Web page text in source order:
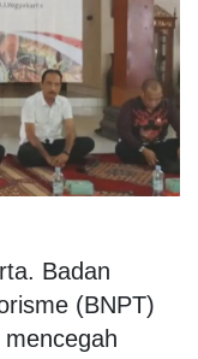
Badan
(BNPT)